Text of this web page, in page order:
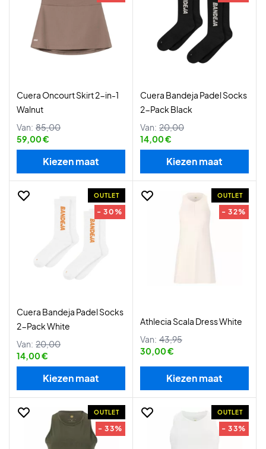
Cuera Oncourt Skirt 2-in-1
Walnut
Van: 85,00
59,00 €
Kiezen maat
Cuera Bandeja Padel Socks
2-Pack Black
Van: 20,00
14,00 €
Kiezen maat
OUTLET
- 30%
Cuera Bandeja Padel Socks
2-Pack White
Van: 20,00
14,00 €
Kiezen maat
OUTLET
- 32%
Athlecia Scala Dress White
Van: 43,95
30,00 €
Kiezen maat
OUTLET
- 33%
OUTLET
- 33%